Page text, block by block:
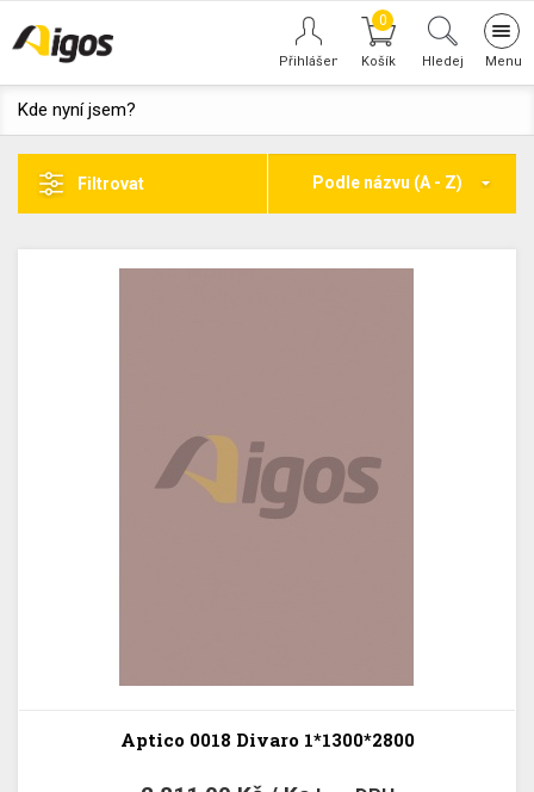
0
Hledej
Kde nyní jsem?
Filtrovat Podle názvu (A - Z)
Aptico 0018 Divaro 1*1300*2800